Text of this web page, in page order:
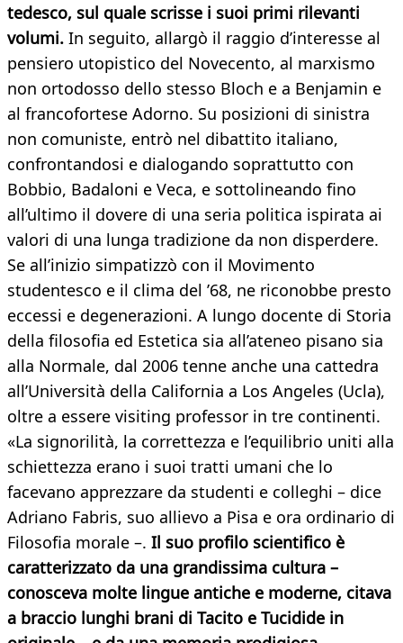
tedesco, sul quale scrisse i suoi primi rilevanti
volumi. In seguito, allargò il raggio d’interesse al
pensiero utopistico del Novecento, al marxismo
non ortodosso dello stesso Bloch e a Benjamin e
al francofortese Adorno. Su posizioni di sinistra
non comuniste, entrò nel dibattito italiano,
confrontandosi e dialogando soprattutto con
Bobbio, Badaloni e Veca, e sottolineando fino
all’ultimo il dovere di una seria politica ispirata ai
valori di una lunga tradizione da non disperdere.
Se all’inizio simpatizzò con il Movimento
studentesco e il clima del ’68, ne riconobbe presto
eccessi e degenerazioni. A lungo docente di Storia
della filosofia ed Estetica sia all’ateneo pisano sia
alla Normale, dal 2006 tenne anche una cattedra
all’Università della California a Los Angeles (Ucla),
oltre a essere visiting professor in tre continenti.
«La signorilità, la correttezza e l’equilibrio uniti alla
schiettezza erano i suoi tratti umani che lo
facevano apprezzare da studenti e colleghi – dice
Adriano Fabris, suo allievo a Pisa e ora ordinario di
Filosofia morale –. Il suo profilo scientifico è
caratterizzato da una grandissima cultura –
conosceva molte lingue antiche e moderne, citava
a braccio lunghi brani di Tacito e Tucidide in